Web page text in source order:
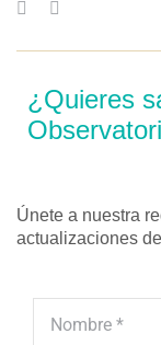
¿Quieres
Únete a nuestra
actualizaciones